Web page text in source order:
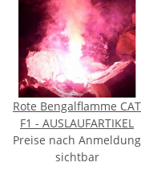
Rote Bengalflamme CAT
F1 - AUSLAUFARTIKEL
Preise nach Anmeldung
sichtbar